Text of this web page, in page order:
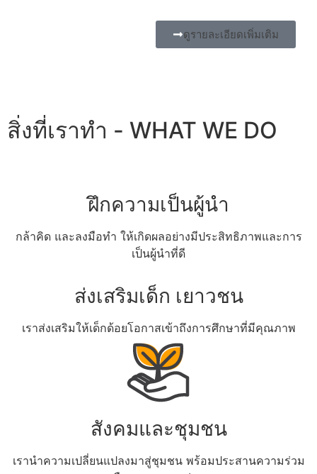
ดูรายละเอียดเพิ่มเติม
สิ่งที่เราทำ - WHAT WE DO
ฝึกความเป็นผู้นำ
กล้าคิด และลงมือทำ ให้เกิดผลอย่างมีประสิทธิภาพและการ
เป็นผู้นำที่ดี
ส่งเสริมเด็ก เยาวชน
เราส่งเสริมให้เด็กด้อยโอกาสเข้าถึงการศึกษาที่มีคุณภาพ
สังคมและชุมชน
เรานำความเปลี่ยนแปลงมาสู่ชุมชน พร้อมประสานความร่วม